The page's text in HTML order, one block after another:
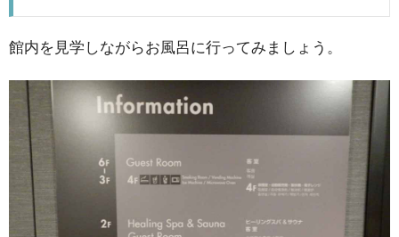
館内を見学しながらお風呂に行ってみましょう。